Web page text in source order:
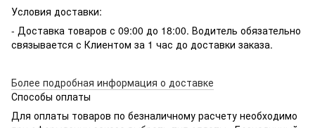
Условия доставки:
- Доставка товаров с 09:00 до 18:00. Водитель обязательно
связывается с Клиентом за 1 час до доставки заказа.
Более подробная информация о доставке
Способы оплаты
Для оплаты товаров по безналичному расчету необходимо